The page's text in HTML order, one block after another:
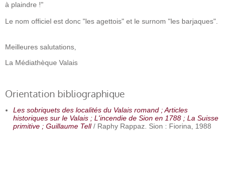
à plaindre !"
Le nom officiel est donc "les agettois" et le surnom "les barjaques".
Meilleures salutations,
La Médiathèque Valais
Orientation bibliographique
Les sobriquets des localités du Valais romand ; Articles
historiques sur le Valais ; L'incendie de Sion en 1788 ; La Suisse
primitive ; Guillaume Tell / Raphy Rappaz. Sion : Fiorina, 1988